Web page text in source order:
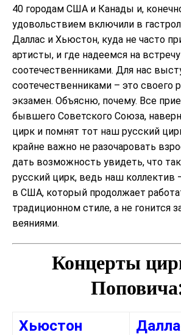
40 городам США и Канады и,
удовольствием включили в
Даллас и Хьюстон, куда не часто
артисты, и где надеемся на
соотечественниками. Для нас
соотечественниками – это своего
экзамен. Объясню, почему. Все
бывшего Советского Союза,
цирк и помнят тот наш русский
крайне важно не разочаровать
дать возможность увидеть, что
русский цирк, ведь наш коллектив
в США, который продолжает
традиционном стиле, а не гонится
веяниями.
Концерты
Хьюстон